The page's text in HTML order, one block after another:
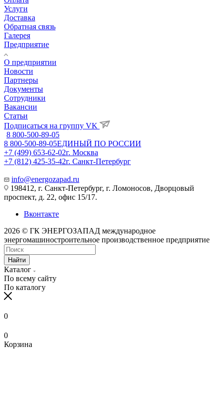
Услуги
Доставка
Обратная связь
Галерея
Предприятие
О предприятии
Новости
Партнеры
Документы
Сотрудники
Вакансии
Статьи
Подписаться на группу VK
8 800-500-89-05
8 800-500-89-05ЕДИНЫЙ ПО РОССИИ
+7 (499) 653-62-02г. Москва
+7 (812) 425-35-42г. Санкт-Петербург
info@energozapad.ru
198412, г. Санкт-Петербург, г. Ломоносов, Дворцовый
проспект, д. 22, офис 15/17.
Вконтакте
2026 © ГК ЭНЕРГОЗАПАД международное
энергомашиностроительное производственное предприятие
Найти
Каталог
По всему сайту
По каталогу
0
0
Корзина